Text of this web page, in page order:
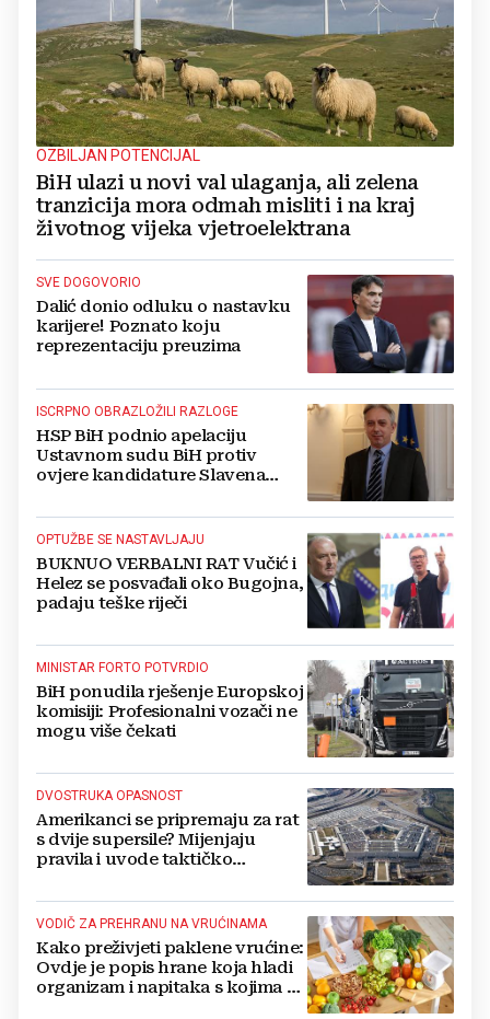
OZBILJAN POTENCIJAL
BiH ulazi u novi val ulaganja, ali zelena
tranzicija mora odmah misliti i na kraj
životnog vijeka vjetroelektrana
SVE DOGOVORIO
Dalić donio odluku o nastavku
karijere! Poznato koju
reprezentaciju preuzima
ISCRPNO OBRAZLOŽILI RAZLOGE
HSP BiH podnio apelaciju
Ustavnom sudu BiH protiv
ovjere kandidature Slavena
OPTUŽBE SE NASTAVLJAJU
BUKNUO VERBALNI RAT Vučić i
Helez se posvađali oko Bugojna,
padaju teške riječi
MINISTAR FORTO POTVRDIO
BiH ponudila rješenje Europskoj
komisiji: Profesionalni vozači ne
mogu više čekati
DVOSTRUKA OPASNOST
Amerikanci se pripremaju za rat
s dvije supersile? Mijenjaju
pravila i uvode taktičko
VODIČ ZA PREHRANU NA VRUĆINAMA
Kako preživjeti paklene vrućine:
Ovdje je popis hrane koja hladi
organizam i napitaka s kojima si